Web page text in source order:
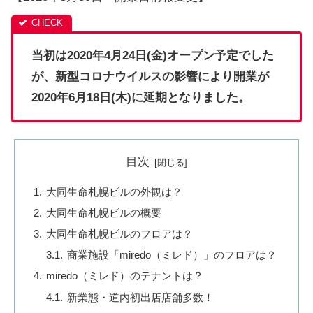
当初は2020年4月24日(金)オープン予定でした
が、新型コロナウイルスの影響により開業が
2020年6月18日(木)に延期となりました。
目次
大同生命札幌ビルの外観は？
大同生命札幌ビルの概要
大同生命札幌ビルのフロアは？
商業施設「miredo（ミレド）」のフロアは？
miredo（ミレド）のテナントは？
新業態・道内初出店店舗多数！